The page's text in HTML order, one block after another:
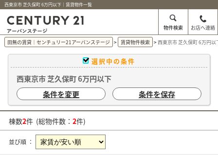
西東京市 芝久保町 6万円以下｜賃貸物件一覧
物件検索
お店へ連絡
田無の賃貸｜センチュリー21アーバンステージ
賃貸物件検索 西東京市 芝久保町 6万円
選択中の条件
西東京市 芝久保町 6万円以下
条件を変更
条件を保存
棟数2件 (総物件数： 2件)
並び順 ：